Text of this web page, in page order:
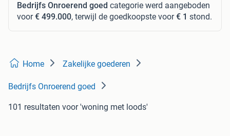
Bedrijfs Onroerend goed categorie werd aangeboden
voor€ 499.000, terwijl de goedkoopste voor€ 1 stond.
Home Zakelijke goederen
Bedrijfs Onroerend goed
101 resultaten voor 'woning met loods'